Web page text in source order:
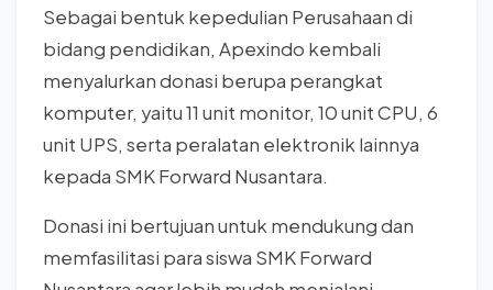
Sebagai bentuk kepedulian Perusahaan di
bidang pendidikan, Apexindo kembali
menyalurkan donasi berupa perangkat
komputer, yaitu 11 unit monitor, 10 unit CPU, 6
unit UPS, serta peralatan elektronik lainnya
kepada SMK Forward Nusantara.
Donasi ini bertujuan untuk mendukung dan
memfasilitasi para siswa SMK Forward